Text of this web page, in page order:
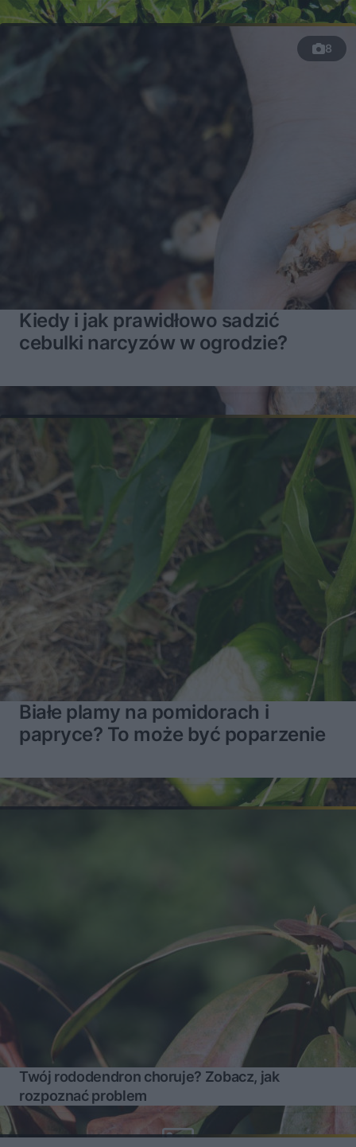
8
Kiedy i jak prawidłowo sadzić
cebulki narcyzów w ogrodzie?
Białe plamy na pomidorach i
papryce? To może być poparzenie
Twój rododendron choruje? Zobacz, jak
rozpoznać problem